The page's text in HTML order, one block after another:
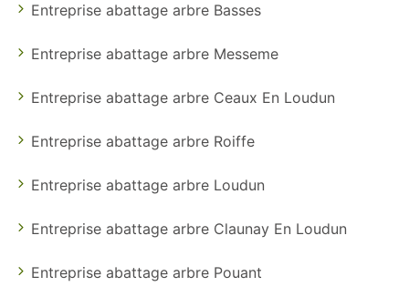
Entreprise abattage arbre Basses
Entreprise abattage arbre Messeme
Entreprise abattage arbre Ceaux En Loudun
Entreprise abattage arbre Roiffe
Entreprise abattage arbre Loudun
Entreprise abattage arbre Claunay En Loudun
Entreprise abattage arbre Pouant